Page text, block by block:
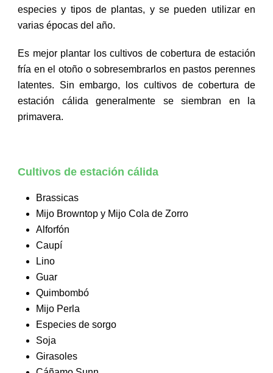
especies y tipos de plantas, y se pueden utilizar en
varias épocas del año.
Es mejor plantar los cultivos de cobertura de estación
fría en el otoño o sobresembrarlos en pastos perennes
latentes. Sin embargo, los cultivos de cobertura de
estación cálida generalmente se siembran en la
primavera.
Cultivos de estación cálida
Brassicas
Mijo Browntop y Mijo Cola de Zorro
Alforfón
Caupí
Lino
Guar
Quimbombó
Mijo Perla
Especies de sorgo
Soja
Girasoles